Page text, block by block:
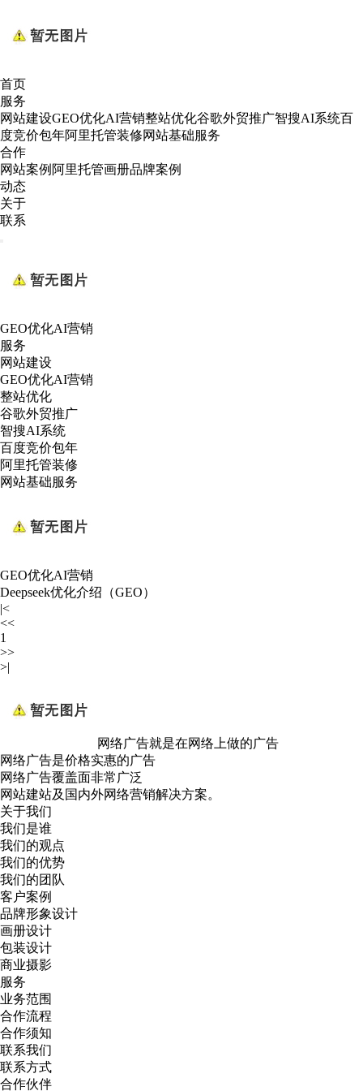
首页
服务
网站建设GEO优化AI营销整站优化谷歌外贸推广智搜AI系统百
度竞价包年阿里托管装修网站基础服务
合作
网站案例 阿里托管画册品牌案例
动态
关于
联系
GEO优化AI营销
服务
网站建设
GEO优化AI营销
整站优化
谷歌外贸推广
智搜AI系统
百度竞价包年
阿里托管装修
网站基础服务
GEO优化AI营销
Deepseek优化介绍（GEO）
|<
<<
1
>>
>|
网络广告就是在网络上做的广告
网络广告是价格实惠的广告
网络广告覆盖面非常广泛
网站建站及国内外网络营销解决方案。
关于我们
我们是谁
我们的观点
我们的优势
我们的团队
客户案例
品牌形象设计
画册设计
包装设计
商业摄影
服务
业务范围
合作流程
合作须知
联系我们
联系方式
合作伙伴